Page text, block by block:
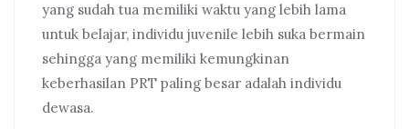
yang sudah tua memiliki waktu yang lebih lama
untuk belajar, individu juvenile lebih suka bermain
sehingga yang memiliki kemungkinan
keberhasilan PRT paling besar adalah individu
dewasa.